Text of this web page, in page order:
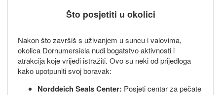
Što posjetiti u okolici
Nakon što završiš s uživanjem u suncu i valovima,
okolica Dornumersiela nudi bogatstvo aktivnosti i
atrakcija koje vrijedi istražiti. Ovo su neki od prijedloga
kako upotpuniti svoj boravak:
Norddeich Seals Center: Posjeti centar za pečate